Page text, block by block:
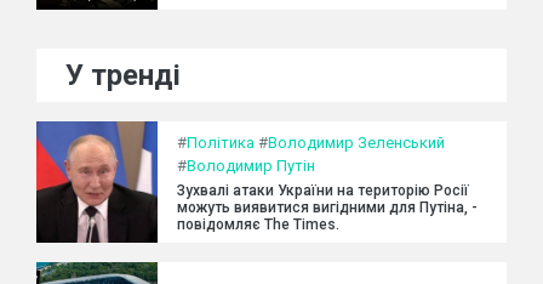
У тренді
#Політика #Володимир Зеленський
#Володимир Путін
Зухвалі атаки України на територію Росії
можуть виявитися вигідними для Путіна, -
повідомляє The Times.